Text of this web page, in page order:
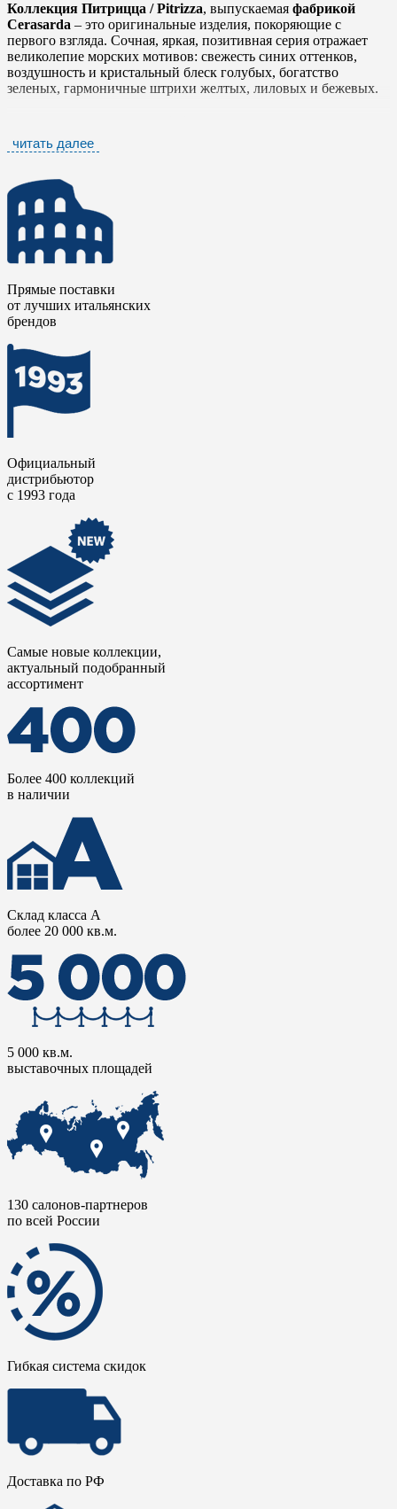
Коллекция Питрицца / Pitrizza, выпускаемая фабрикой
Cerasarda – это оригинальные изделия, покоряющие с
первого взгляда. Сочная, яркая, позитивная серия отражает
великолепие морских мотивов: свежесть синих оттенков,
воздушность и кристальный блеск голубых, богатство
зеленых, гармоничные штрихи желтых, лиловых и бежевых.
дополняет мозаика с квадратными, прямоугольными
пикселями и в стиле Гауди. Роскошный декор, предлагаемый в
объемными изображениями обитателей морских глубин, а так
же птиц, бабочек, растительных и геометрических
орнаментов. Плитка выполнена в различных размерах. Все
элементы
Pitrizza
роскошные и неповторимые интерьеры. Коллекция
предназначена для облицовки стен и полов в ванных
комнатах, кухнях и санузлах.
ПлиткаПитрицца / Pitrizza
прочностью, влагоустойчивостью и стойкостью к истиранию,
что гарантирует легкий уход и долгий срок ее эксплуатации.
читать далее
Прямые поставки
от лучших итальянских
брендов
Официальный
дистрибьютор
с 1993 года
Самые новые коллекции,
актуальный подобранный
ассортимент
Более 400 коллекций
в наличии
Склад класса А
более 20 000 кв.м.
5 000 кв.м.
выставочных площадей
130 салонов-партнеров
по всей России
Гибкая система скидок
Доставка по РФ